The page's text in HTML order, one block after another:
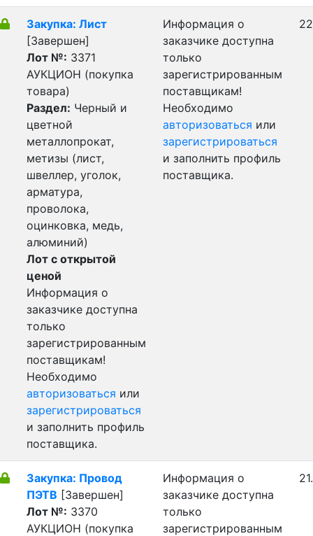
Закупка: Лист
[Завершен]
Лот №: 3371
АУКЦИОН (покупка
товара)
Раздел: Черный и
цветной
металлопрокат,
метизы (лист,
швеллер, уголок,
арматура,
проволока,
оцинковка, медь,
алюминий)
Лот с открытой
ценой
Информация о
заказчике доступна
только
зарегистрированным
поставщикам!
Необходимо
авторизоваться или
зарегистрироваться
и заполнить профиль
поставщика.
Информация о
заказчике доступна
только
зарегистрированным
поставщикам!
Необходимо
авторизоваться или
зарегистрироваться
и заполнить профиль
поставщика.
Закупка: Провод
ПЭТВ [Завершен]
Лот №: 3370
АУКЦИОН (покупка
Информация о
заказчике доступна
только
зарегистрированным